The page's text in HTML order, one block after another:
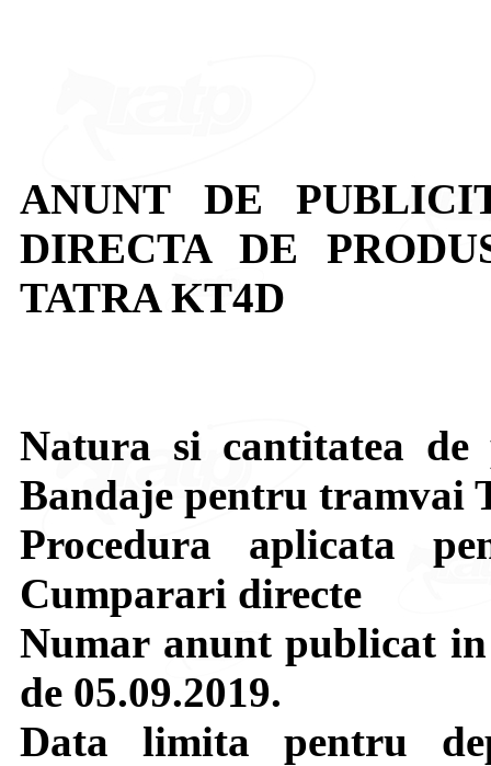
ANUNT DE
DIRECTA DE
TATRA KT4D
Natura si cantitatea de
Bandaje pentru tramvai
Procedura aplicata
Cumparari directe
Numar anunt publicat
de 05.09.2019.
Data limita pentru